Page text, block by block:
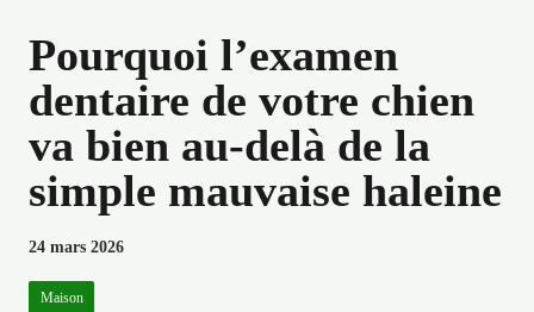
Pourquoi l’examen
dentaire de votre chien
va bien au-delà de la
simple mauvaise haleine
24 mars 2026
Maison